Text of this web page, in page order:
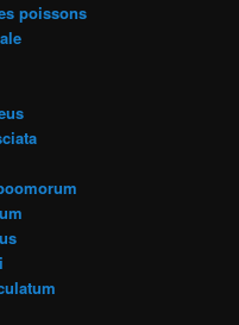
poissons